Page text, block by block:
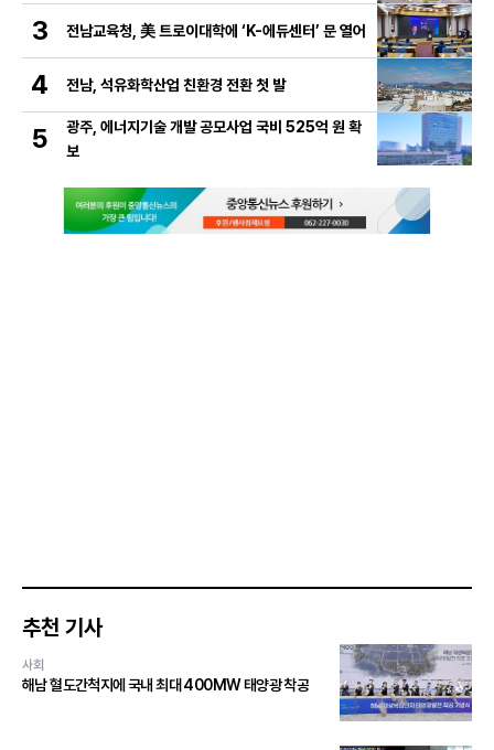
3 전남교육청, 美 트로이대학에 ‘K-에듀센터’ 문 열어
4 전남, 석유화학산업 친환경 전환 첫 발
5
광주, 에너지기술 개발 공모사업 국비 525억 원 확
보
추천 기사
사회
해남 혈도간척지에 국내 최대 400MW 태양광 착공